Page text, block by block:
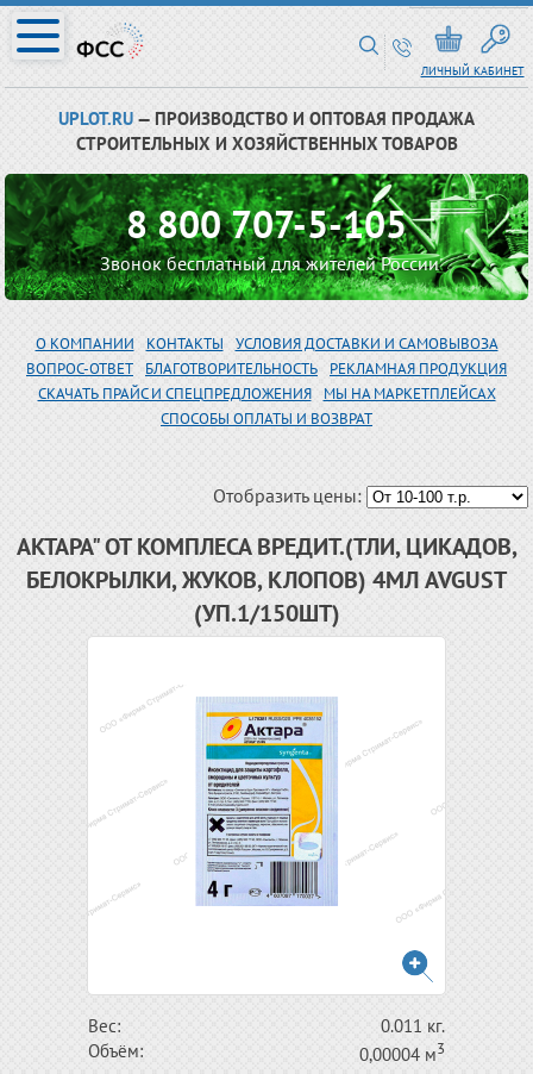
ЛИЧНЫЙ КАБИНЕТ
UPLOT.RU — ПРОИЗВОДСТВО И ОПТОВАЯ ПРОДАЖА
СТРОИТЕЛЬНЫХ И ХОЗЯЙСТВЕННЫХ ТОВАРОВ
8 800 707-5-105
Звонок бесплатный для жителей России
О КОМПАНИИ КОНТАКТЫ
УСЛОВИЯ ДОСТАВКИ И САМОВЫВОЗА
ВОПРОС-ОТВЕТ
БЛАГОТВОРИТЕЛЬНОСТЬ
РЕКЛАМНАЯ ПРОДУКЦИЯ
СКАЧАТЬ ПРАЙС И СПЕЦПРЕДЛОЖЕНИЯ
МЫ НА МАРКЕТПЛЕЙСАХ
СПОСОБЫ ОПЛАТЫ И ВОЗВРАТ
Отобразить цены:
АКТАРА" ОТ КОМПЛЕСА ВРЕДИТ.(ТЛИ, ЦИКАДОВ,
БЕЛОКРЫЛКИ, ЖУКОВ, КЛОПОВ) 4МЛ AVGUST
(УП.1/150ШТ)
Вес:
0.011 кг.
Объём:
0,00004 м3